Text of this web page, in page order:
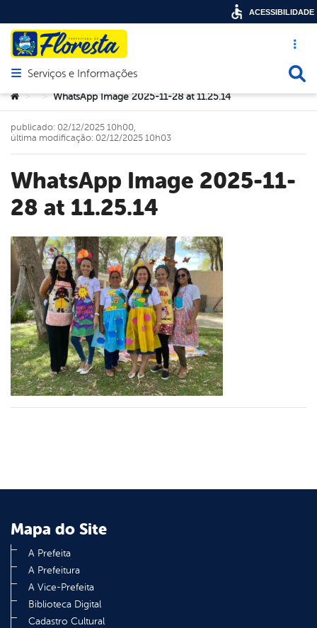
Acesso
Abrir menu principal de navegação
Serviços e Informações
Você está aqui:
> > WhatsApp Image 2025-11-28 at 11.25.14
WhatsApp Image 2025-11-
28 at 11.25.14
publicado: 02/12/2025 10h00,
última modificação: 02/12/2025 10h03
Mapa do Site
A Prefeita
A Prefeitura
A Vice-Prefeita
Biblioteca Digital
Cadastro Cultural
ACESSIBILIDADE